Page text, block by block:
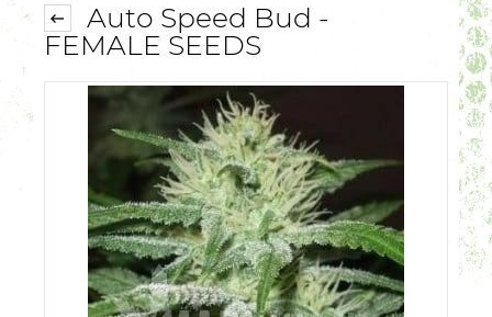
Auto Speed Bud -
FEMALE SEEDS